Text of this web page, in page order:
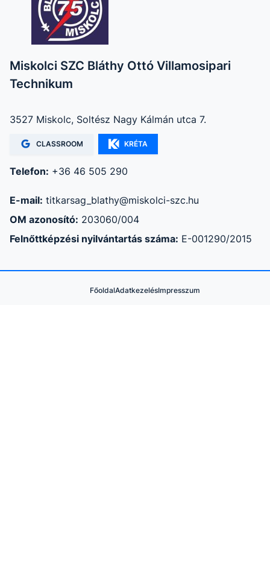
Miskolci SZC Bláthy Ottó Villamosipari
Technikum
3527 Miskolc, Soltész Nagy Kálmán utca 7.
CLASSROOM KRÉTA
Telefon: +36 46 505 290
E-mail: titkarsag_blathy@miskolci-szc.hu
OM azonosító: 203060/004
Felnőttképzési nyilvántartás száma: E-001290/2015
FőoldalAdatkezelésImpresszum